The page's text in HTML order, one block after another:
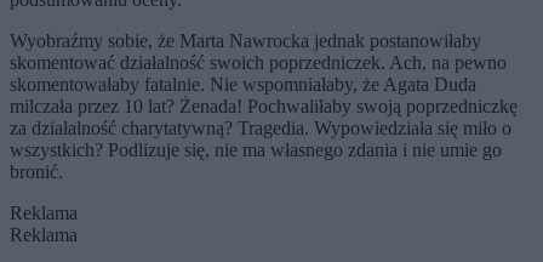
Wyobraźmy sobie, że Marta Nawrocka jednak postanowiłaby
skomentować działalność swoich poprzedniczek. Ach, na pewno
skomentowałaby fatalnie. Nie wspomniałaby, że Agata Duda
milczała przez 10 lat? Żenada! Pochwaliłaby swoją poprzedniczkę
za działalność charytatywną? Tragedia. Wypowiedziała się miło o
wszystkich? Podlizuje się, nie ma własnego zdania i nie umie go
bronić.
Reklama
Reklama